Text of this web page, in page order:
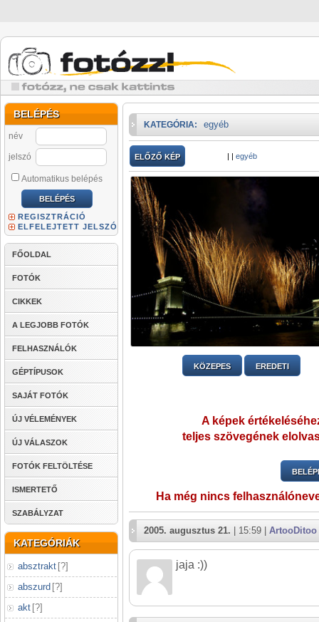
BELÉPÉS
név
jelszó
Automatikus belépés
REGISZTRÁCIÓ
ELFELEJTETT JELSZÓ
FŐOLDAL
FOTÓK
CIKKEK
A LEGJOBB FOTÓK
FELHASZNÁLÓK
GÉPTÍPUSOK
SAJÁT FOTÓK
ÚJ VÉLEMÉNYEK
ÚJ VÁLASZOK
FOTÓK FELTÖLTÉSE
ISMERTETŐ
SZABÁLYZAT
KATEGÓRIÁK
absztrakt [?]
abszurd [?]
akt [?]
KATEGÓRIA: egyéb
ELŐZŐ KÉP | | egyéb
KÖZEPES EREDETI
A képek
teljes szövegének
Ha még nincs
2005. augusztus 21. | 15:59 | ArtooDitoo
jaja :))